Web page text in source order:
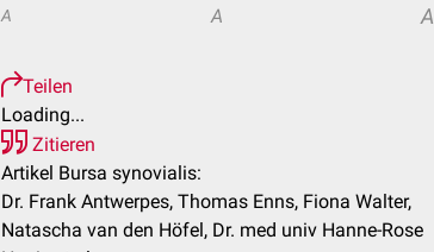
A A A
Teilen
Loading...
Zitieren
Artikel Bursa synovialis:
Dr. Frank Antwerpes, Thomas Enns, Fiona Walter,
Natascha van den Höfel, Dr. med univ Hanne-Rose